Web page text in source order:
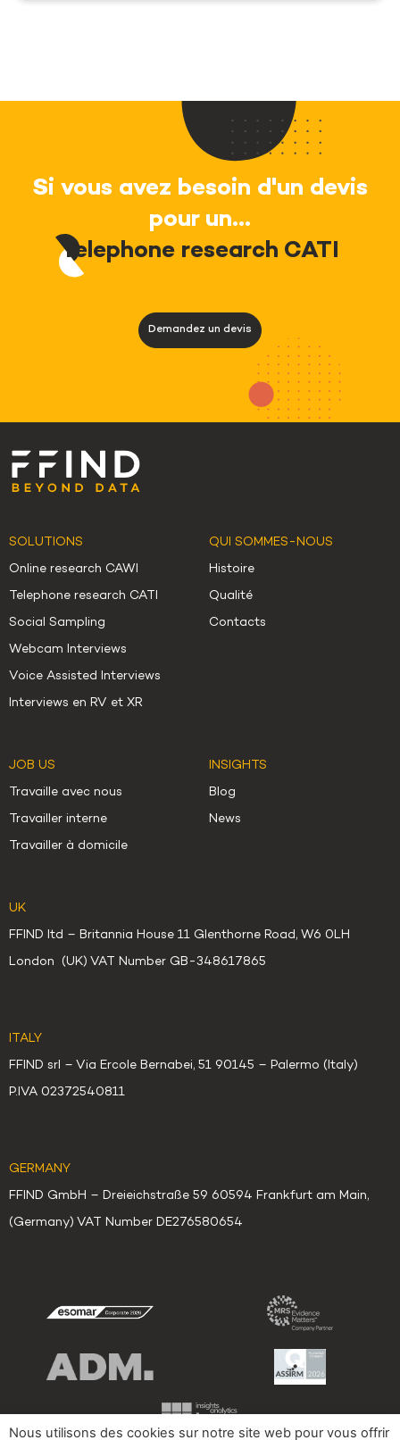
Si vous avez besoin d'un devis
pour un...
Voice As
Demandez un devis
SOLUTIONS
Online research CAWI
Telephone research CATI
Social Sampling
Webcam Interviews
Voice Assisted Interviews
Interviews en RV et XR
QUI SOMMES-NOUS
Histoire
Qualité
Contacts
JOB US
Travaille avec nous
Travailler interne
Travailler à domicile
INSIGHTS
Blog
News
UK
FFIND ltd – Britannia House 11 Glenthorne Road, W6 0LH
London (UK) VAT Number GB-348617865
ITALY
FFIND srl – Via Ercole Bernabei, 51 90145 – Palermo (Italy)
P.IVA 02372540811
GERMANY
FFIND GmbH – Dreieichstraße 59 60594 Frankfurt am Main,
(Germany) VAT Number DE276580654
Nous utilisons des cookies sur notre site web pour vous offrir